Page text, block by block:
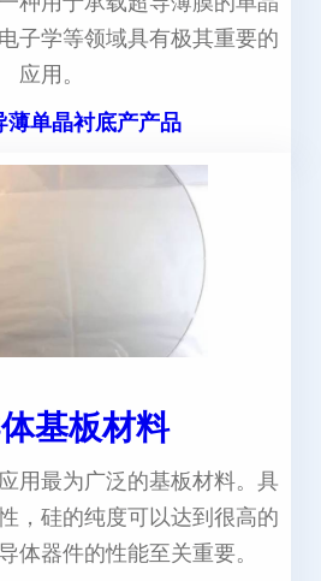
子学等领域具有极其重要的
应用。
薄单晶衬底产产品
基板材料
用最为广泛的基板材料。具
，硅的纯度可以达到很高的
体器件的性能至关重要。